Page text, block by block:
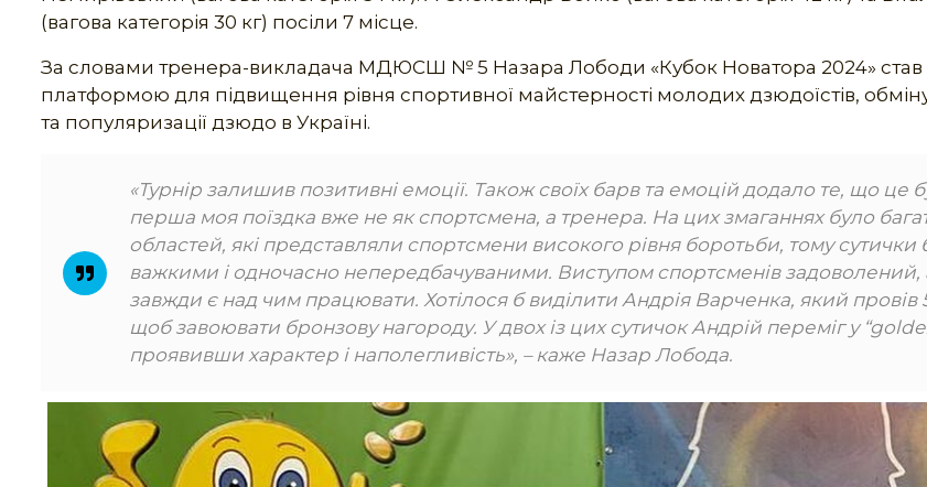
(вагова категорія 30 кг) посіли 7 місце.
За словами тренера-викладача МДЮСШ № 5 Назара Лободи «Кубок Новатора 2024»
платформою для підвищення рівня спортивної майстерності молодих дзюдоїстів,
та популяризації дзюдо в Україні.
«Турнір залишив позитивні емоції. Також своїх барв та емоцій додало те, що це
перша моя поїздка вже не як спортсмена, а тренера. На цих змаганнях було
областей, які представляли спортсмени високого рівня боротьби, тому сутички
важкими і одночасно непередбачуваними. Виступом спортсменів задоволений,
завжди є над чим працювати. Хотілося б виділити Андрія Варченка, який провів
щоб завоювати бронзову нагороду. У двох із цих сутичок Андрій переміг у
проявивши характер і наполегливість», – каже Назар Лобода.